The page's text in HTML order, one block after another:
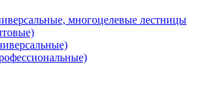
многоцелевые лестницы